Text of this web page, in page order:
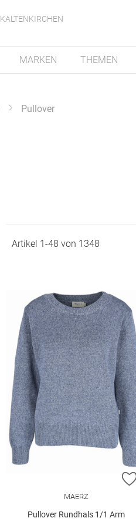
KALTENKIRCHEN
MARKEN THEMEN
Pullover
Artikel 1-48 von 1348
MAERZ
Pullover Rundhals 1/1 Arm